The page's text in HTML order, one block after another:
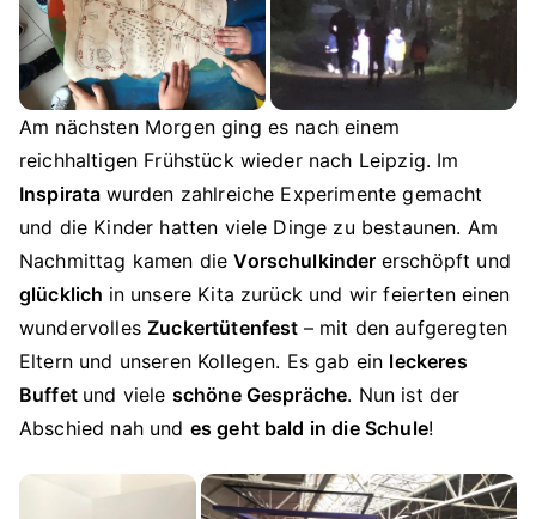
Am nächsten Morgen ging es nach einem
reichhaltigen Frühstück wieder nach Leipzig. Im
Inspirata wurden zahlreiche Experimente gemacht
und die Kinder hatten viele Dinge zu bestaunen. Am
Nachmittag kamen dieVorschulkinder erschöpft und
glücklich in unsere Kita zurück und wir feierten einen
wundervollesZuckertütenfest – mit den aufgeregten
Eltern und unseren Kollegen. Es gab ein leckeres
Buffet und viele schöne Gespräche. Nun ist der
Abschied nah und es geht bald in die Schule!